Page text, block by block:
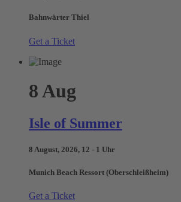
Bahnwärter Thiel
Get a Ticket
8 Aug
Isle of Summer
8 August, 2026, 12 - 1 Uhr
Munich Beach Ressort (Oberschleißheim)
Get a Ticket